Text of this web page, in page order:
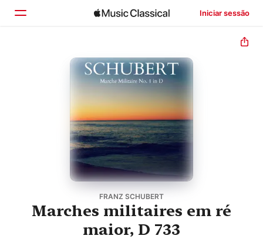
Iniciar sessão
FRANZ SCHUBERT
Marches militaires em ré
maior, D 733